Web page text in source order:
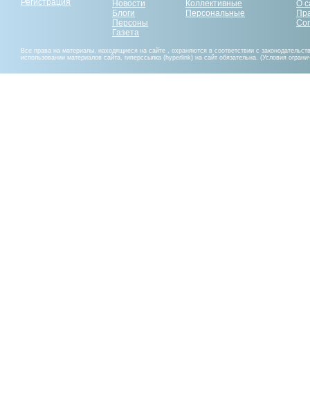
Регистрация
Новости
Блоги
Персоны
Газета
Коллективные
Персональные
О
Все права на материалы, находящиеся на сайте , охраняются в соответствии с
использовании материалов сайта, гиперссылка (hyperlink) на сайт обязательна. (Условия